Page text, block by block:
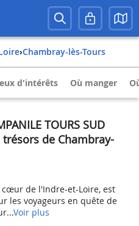
› Chambray-lès-Tours
d'intérêts Où manger
TOURS SUD
trésors de Chambray-
cœur de l'Indre-et-Loire, est
les voyageurs en quête de
Voir plus